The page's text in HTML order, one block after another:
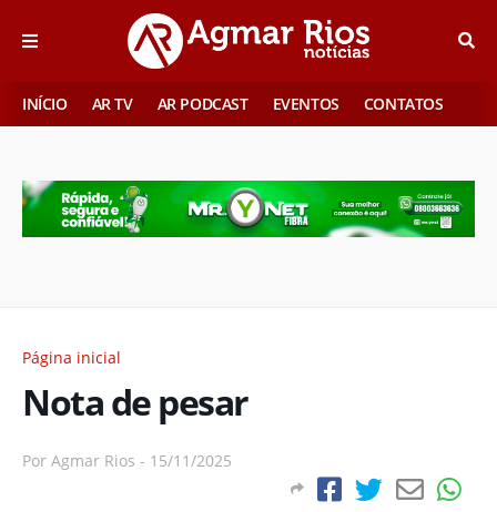
INÍCIO AR TV AR PODCAST EVENTOS CONTATOS
Página inicial
Nota de pesar
Por Agmar Rios - 15/11/2025